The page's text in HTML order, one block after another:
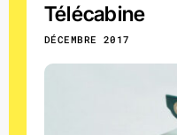
Télécabine
DÉCEMBRE 2017